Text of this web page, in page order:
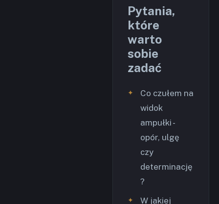
Pytania,
które
warto
sobie
zadać
Co czułem na
widok
ampułki -
opór, ulgę
czy
determinację
?
W jakiej